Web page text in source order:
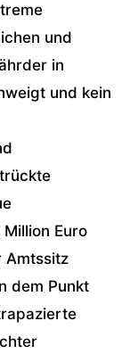
und
in
und kein
Euro
Amtssitz
dem Punkt